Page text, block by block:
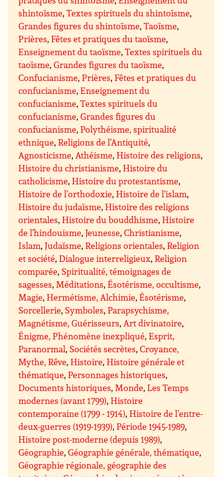
shintoïsme,Textes spirituels du shintoïsme,
Grandes figures du shintoïsme,Taoïsme,
Prières,Fêtes et pratiques du taoïsme,
Enseignement du taoïsme,Textes spirituels du
taoïsme,Grandes figures du taoïsme,
Confucianisme,Prières,Fêtes et pratiques du
confucianisme,Enseignement du
confucianisme,Textes spirituels du
confucianisme,Grandes figures du
confucianisme,Polythéisme, spiritualité
ethnique,Religions de l’Antiquité,
Agnosticisme, Athéisme,Histoire des religions,
Histoire du christianisme,Histoire du
catholicisme,Histoire du protestantisme,
Histoire de l’orthodoxie,Histoire de l’islam,
Histoire du judaïsme,Histoire des religions
orientales,Histoire du bouddhisme,Histoire
de l’hindouisme,Jeunesse,Christianisme,
Islam,Judaïsme,Religions orientales,Religion
et société,Dialogue interreligieux,Religion
comparée, Spiritualité, témoignages de
sagesses, Méditations,Ésotérisme, occultisme,
Magie,Hermétisme, Alchimie,Ésotérisme,
Sorcellerie, Symboles,Parapsychisme,
Magnétisme, Guérisseurs, Art divinatoire,
Énigme, Phénomène inexpliqué,Esprit,
Paranormal, Sociétés secrètes,Croyance,
Mythe, Rêve,Histoire,Histoire générale et
thématique,Personnages historiques,
Documents historiques, Monde,Les Temps
modernes (avant 1799),Histoire
contemporaine (1799 - 1914),Histoire de l’entre-
deux-guerres (1919-1939),Période 1945-1989,
Histoire post-moderne (depuis 1989),
Géographie,Géographie générale, thématique,
Géographie régionale, géographie des